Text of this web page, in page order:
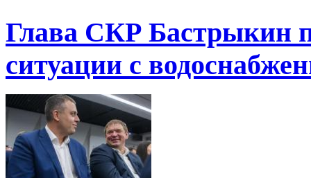
Глава СКР Бастрыкин
ситуации с